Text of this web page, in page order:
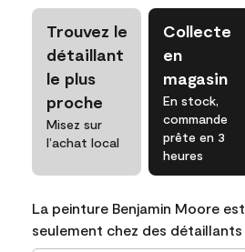
Trouvez le
détaillant
le plus
proche
Misez sur
l’achat local
Collecte
en
magasin
En stock,
commande
prête en 3
heures
La peinture Benjamin Moore
seulement chez des